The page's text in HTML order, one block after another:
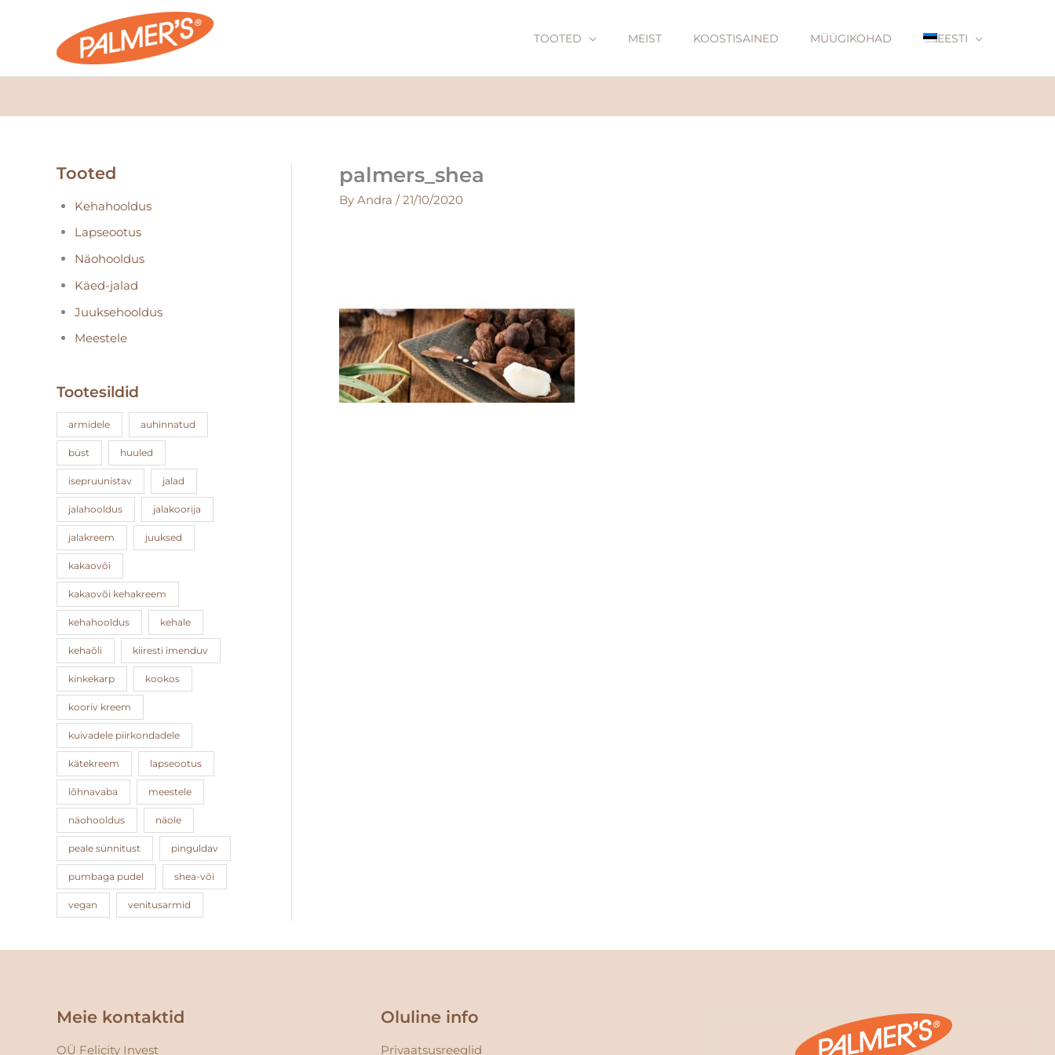
TOOTED MEIST KOOSTISAINED MÜÜGIKOHAD EESTI
Tooted
Kehahooldus
Lapseootus
Näohooldus
Käed-jalad
Juuksehooldus
Meestele
Tootesildid
armidele auhinnatud
büst huuled
isepruunistav jalad
jalahooldus jalakoorija
jalakreem juuksed
kakaovõi
kakaovõi kehakreem
kehahooldus kehale
kehaõli kiiresti imenduv
kinkekarp kookos
kooriv kreem
kuivadele piirkondadele
kätekreem lapseootus
lõhnavaba meestele
näohooldus näole
peale sünnitust pinguldav
pumbaga pudel shea-või
vegan venitusarmid
palmers_shea
By Andra /21/10/2020
Meie kontaktid
OÜ Felicity Invest
Oluline info
Privaatsusreeglid